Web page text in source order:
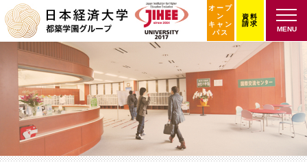
オープ
ン
キャン
パス
資料
請求
MENU